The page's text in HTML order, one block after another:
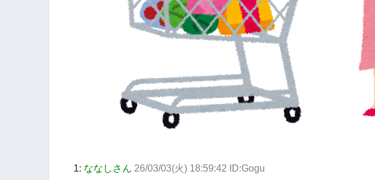
1: ななしさん 26/03/03(火) 18:59:42 ID:Gogu